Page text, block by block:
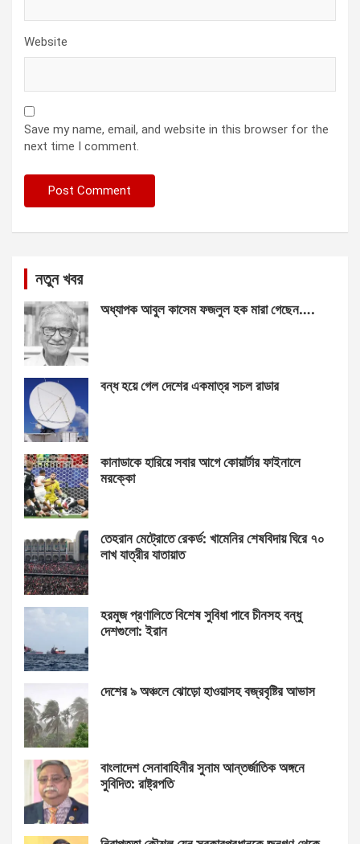
Website
Save my name, email, and website in this browser for the
next time I comment.
নতুন খবর
অধ্যাপক আবুল কাসেম ফজলুল হক মারা গেছেন….
বন্ধ হয়ে গেল দেশের একমাত্র সচল রাডার
কানাডাকে হারিয়ে সবার আগে কোয়ার্টার ফাইনালে
মরক্কো
তেহরান মেট্রোতে রেকর্ড: খামেনির শেষবিদায় ঘিরে ৭০
লাখ যাত্রীর যাতায়াত
হরমুজ প্রণালিতে বিশেষ সুবিধা পাবে চীনসহ বন্ধু
দেশগুলো: ইরান
দেশের ৯ অঞ্চলে ঝোড়ো হাওয়াসহ বজ্রবৃষ্টির আভাস
বাংলাদেশ সেনাবাহিনীর সুনাম আন্তর্জাতিক অঙ্গনে
সুবিদিত: রাষ্ট্রপতি